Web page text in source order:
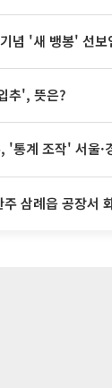
추', 뜻은?
조작' 서울·경기·충북 선
주 삼례읍 공장서